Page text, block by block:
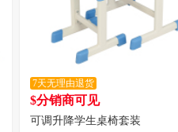
7天无理由退货
$分销商可见
可调升降学生桌椅套装